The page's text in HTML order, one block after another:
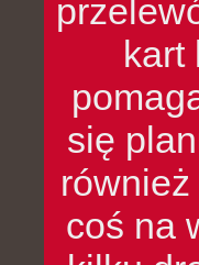
kart
się
coś na